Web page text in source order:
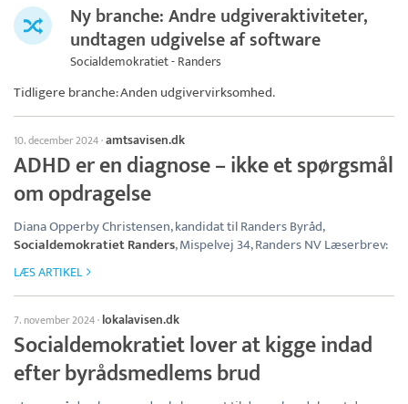
Ny branche: Andre udgiveraktiviteter,
undtagen udgivelse af software
Socialdemokratiet - Randers
Tidligere branche: Anden udgivervirksomhed.
10. december 2024·amtsavisen.dk
ADHD er en diagnose – ikke et spørgsmål
om opdragelse
Diana Opperby Christensen, kandidat til Randers Byråd,
Socialdemokratiet Randers, Mispelvej 34, Randers NV Læserbrev:
LÆS ARTIKEL
7. november 2024· lokalavisen.dk
Socialdemokratiet lover at kigge indad
efter byrådsmedlems brud